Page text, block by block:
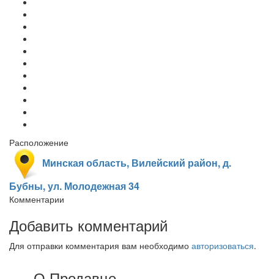
Расположение
Минская область, Вилейский район, д.
Бубны, ул. Молодежная 34
Комментарии
Добавить комментарий
Для отправки комментария вам необходимо авторизоваться.